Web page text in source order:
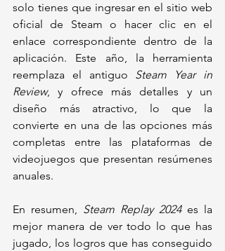
solo tienes que ingresar en el sitio web
oficial de Steam o hacer clic en el
enlace correspondiente dentro de la
aplicación. Este año, la herramienta
reemplaza el antiguo Steam Year in
Review, y ofrece más detalles y un
diseño más atractivo, lo que la
convierte en una de las opciones más
completas entre las plataformas de
videojuegos que presentan resúmenes
anuales.
En resumen, Steam Replay 2024 es la
mejor manera de ver todo lo que has
jugado, los logros que has conseguido